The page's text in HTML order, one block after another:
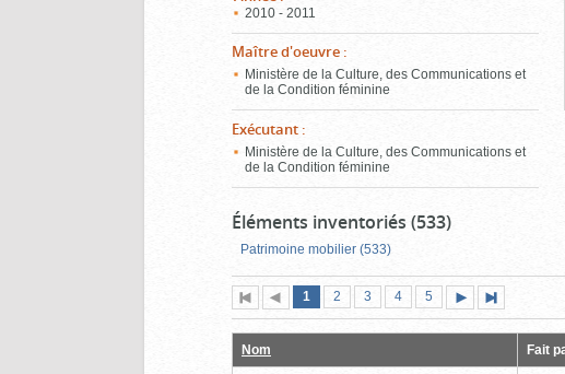
2010 - 2011
Maître d'oeuvre :
Ministère de la Culture, des Communications et
de la Condition féminine
Exécutant :
Ministère de la Culture, des Communications et
de la Condition féminine
Éléments inventoriés (533)
Patrimoine mobilier (533)
Première
page
Page
précédente
Page
1 (page
actuelle)
Page
2 Page
3 Page
4 Page
5
suivante
page
Nom Fait